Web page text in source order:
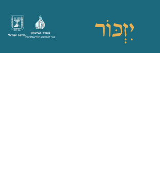
מדינת ישראל
משרד הביטחון
אגף משפחות, הנצחה ומורשת